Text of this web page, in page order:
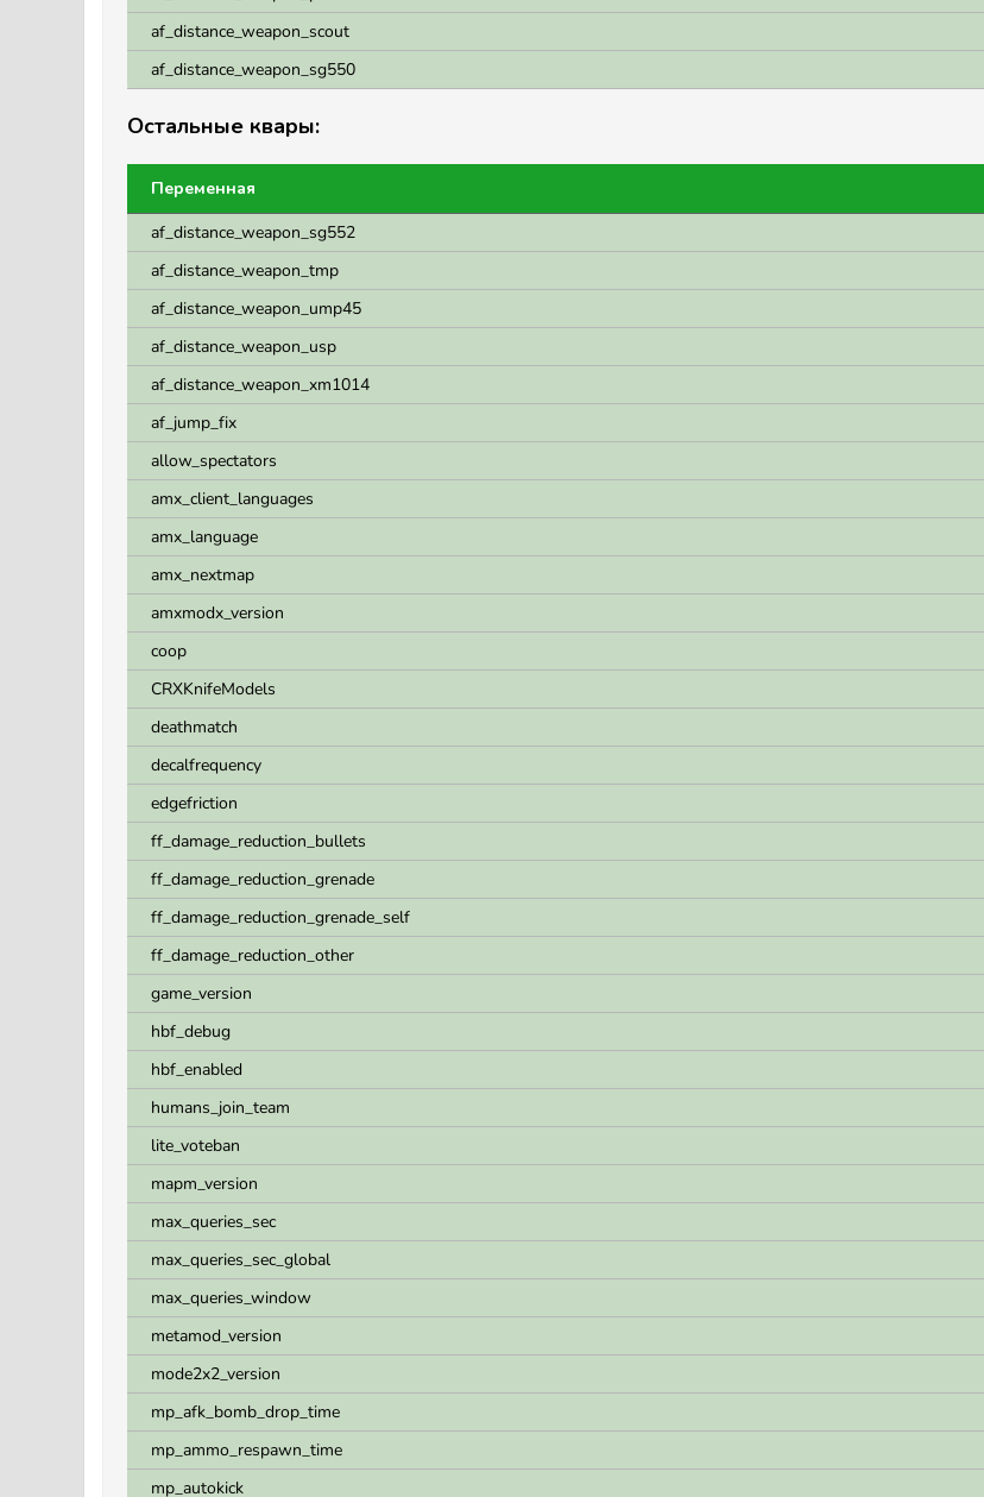
af_distance_weapon_scout
af_distance_weapon_sg550
Остальные квары:
Переменная
af_distance_weapon_sg552
af_distance_weapon_tmp
af_distance_weapon_ump45
af_distance_weapon_usp
af_distance_weapon_xm1014
af_jump_fix
allow_spectators
amx_client_languages
amx_language
amx_nextmap
amxmodx_version
coop
CRXKnifeModels
deathmatch
decalfrequency
edgefriction
ff_damage_reduction_bullets
ff_damage_reduction_grenade
ff_damage_reduction_grenade_self
ff_damage_reduction_other
game_version
hbf_debug
hbf_enabled
humans_join_team
lite_voteban
mapm_version
max_queries_sec
max_queries_sec_global
max_queries_window
metamod_version
mode2x2_version
mp_afk_bomb_drop_time
mp_ammo_respawn_time
mp_autokick